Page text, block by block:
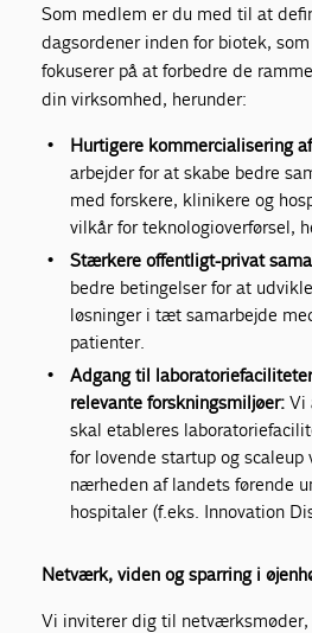
Som medlem er du med til at
dagsordener inden for biotek,
fokuserer på at forbedre de
din virksomhed, herunder:
Hurtigere kommercialisering
arbejder for at skabe bedre
med forskere, klinikere og
vilkår for teknologioverførsel,
Stærkere offentligt-privat
bedre betingelser for at
løsninger i tæt samarbejde
patienter.
Adgang til
relevante forskningsmiljøer: Vi
skal etableres
for lovende startup og scaleup
nærheden af landets førende
hospitaler (f.eks. Innovation
Netværk, viden og sparring i
Vi inviterer dig til netværksmøder,